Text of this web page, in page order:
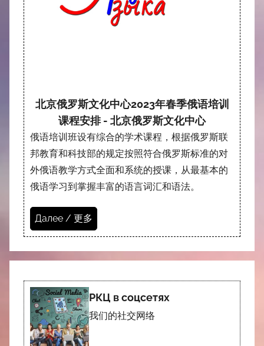
北京俄罗斯文化中心2023年春季俄语培训
课程安排 - 北京俄罗斯文化中心
俄语培训班设有综合的学术课程，根据俄罗斯联
邦教育和科技部的规定按照符合俄罗斯标准的对
外俄语教学方式全面和系统的授课，从最基本的
俄语学习到掌握丰富的语言词汇和语法。
Далее / 更多
РКЦ в соцсетях
我们的社交网络